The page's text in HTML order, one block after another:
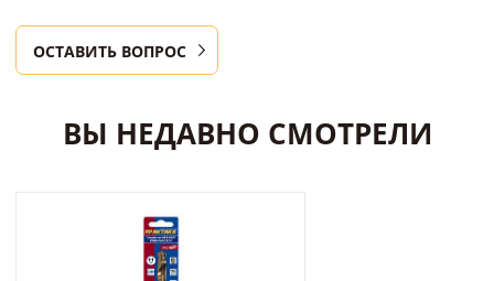
ОСТАВИТЬ ВОПРОС
ВЫ НЕДАВНО СМОТРЕЛИ